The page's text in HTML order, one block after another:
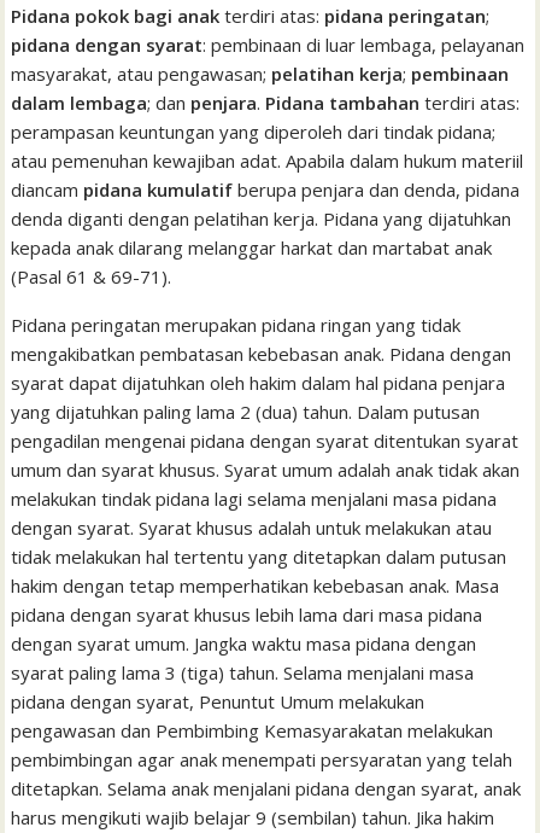
Pidana pokok bagi anak terdiri atas: pidana peringatan;
pidana dengan syarat: pembinaan di luar lembaga, pelayanan
masyarakat, atau pengawasan; pelatihan kerja; pembinaan
dalam lembaga; dan penjara. Pidana tambahan terdiri atas:
perampasan keuntungan yang diperoleh dari tindak pidana;
atau pemenuhan kewajiban adat. Apabila dalam hukum materiil
diancam pidana kumulatif berupa penjara dan denda, pidana
denda diganti dengan pelatihan kerja. Pidana yang dijatuhkan
kepada anak dilarang melanggar harkat dan martabat anak
(Pasal 61 & 69-71).
Pidana peringatan merupakan pidana ringan yang tidak
mengakibatkan pembatasan kebebasan anak. Pidana dengan
syarat dapat dijatuhkan oleh hakim dalam hal pidana penjara
yang dijatuhkan paling lama 2 (dua) tahun. Dalam putusan
pengadilan mengenai pidana dengan syarat ditentukan syarat
umum dan syarat khusus. Syarat umum adalah anak tidak akan
melakukan tindak pidana lagi selama menjalani masa pidana
dengan syarat. Syarat khusus adalah untuk melakukan atau
tidak melakukan hal tertentu yang ditetapkan dalam putusan
hakim dengan tetap memperhatikan kebebasan anak. Masa
pidana dengan syarat khusus lebih lama dari masa pidana
dengan syarat umum. Jangka waktu masa pidana dengan
syarat paling lama 3 (tiga) tahun. Selama menjalani masa
pidana dengan syarat, Penuntut Umum melakukan
pengawasan dan Pembimbing Kemasyarakatan melakukan
pembimbingan agar anak menempati persyaratan yang telah
ditetapkan. Selama anak menjalani pidana dengan syarat, anak
harus mengikuti wajib belajar 9 (sembilan) tahun. Jika hakim